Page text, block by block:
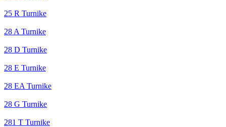
25 R Turnike
28 A Turnike
28 D Turnike
28 E Turnike
28 EA Turnike
28 G Turnike
281 T Turnike